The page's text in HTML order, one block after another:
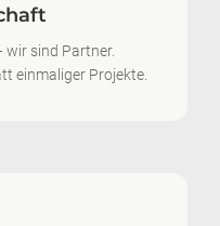
sind Partner.
einmaliger Projekte.